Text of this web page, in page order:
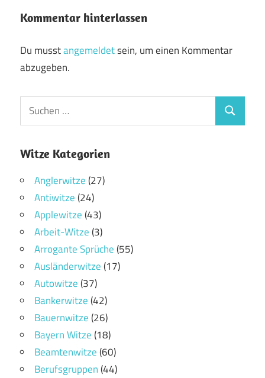
Kommentar hinterlassen
Du musstangemeldetsein, um einen Kommentar
abzugeben.
Witze Kategorien
Anglerwitze(27)
Antiwitze(24)
Applewitze(43)
Arbeit-Witze(3)
Arrogante Sprüche(55)
Ausländerwitze(17)
Autowitze(37)
Bankerwitze(42)
Bauernwitze(26)
Bayern Witze(18)
Beamtenwitze(60)
Berufsgruppen(44)